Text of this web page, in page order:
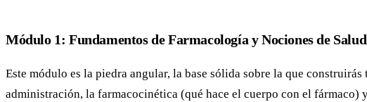
Módulo 1: Fundamentos de Farmacología y Nociones de Salud
Este módulo es la piedra angular, la base sólida sobre la que
administración, la farmacocinética (qué hace el cuerpo con el fármaco)